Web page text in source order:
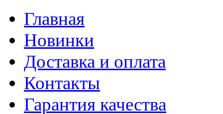
Главная
Новинки
Доставка и оплата
Контакты
Гарантия качества